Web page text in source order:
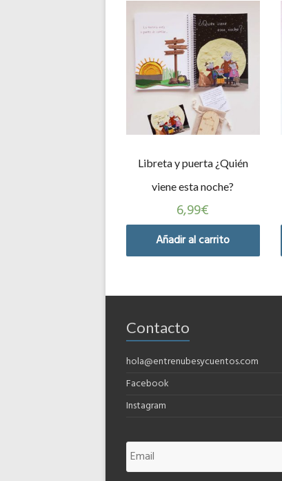
Libreta y puerta ¿Quién
viene esta noche?
6,99€
Añadir al carrito
Contacto
hola@entrenubesycuentos.com
Facebook
Instagram